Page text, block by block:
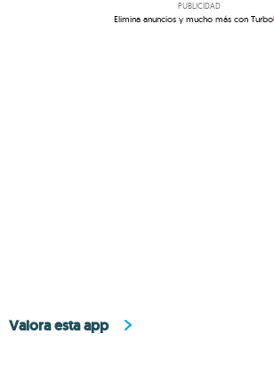
PUBLICIDAD
Elimina anuncios y mucho más con Turbo
Valora esta app